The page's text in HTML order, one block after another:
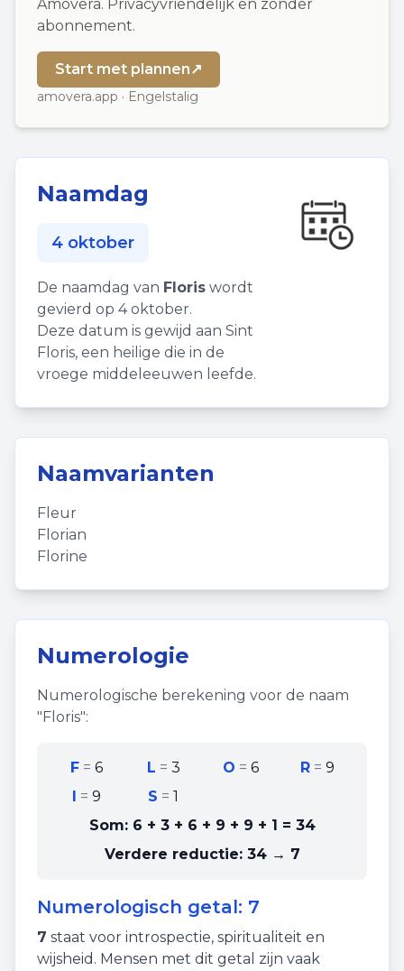
Amovera. Privacyvriendelijk en zonder
abonnement.
Start met plannen↗
amovera.app · Engelstalig
Naamdag
4 oktober
De naamdag van Floris wordt
gevierd op 4 oktober.
Deze datum is gewijd aan Sint
Floris, een heilige die in de
vroege middeleeuwen leefde.
Naamvarianten
Fleur
Florian
Florine
Numerologie
Numerologische berekening voor de naam
"Floris":
F= 6 L = 3 O = 6 R =9
I = 9 S =1
Som: 6 + 3 + 6 + 9 + 9 + 1 = 34
Verdere reductie: 34 → 7
Numerologisch getal: 7
7 staat voor introspectie, spiritualiteit en
wijsheid . Mensen met dit getal zijn vaak